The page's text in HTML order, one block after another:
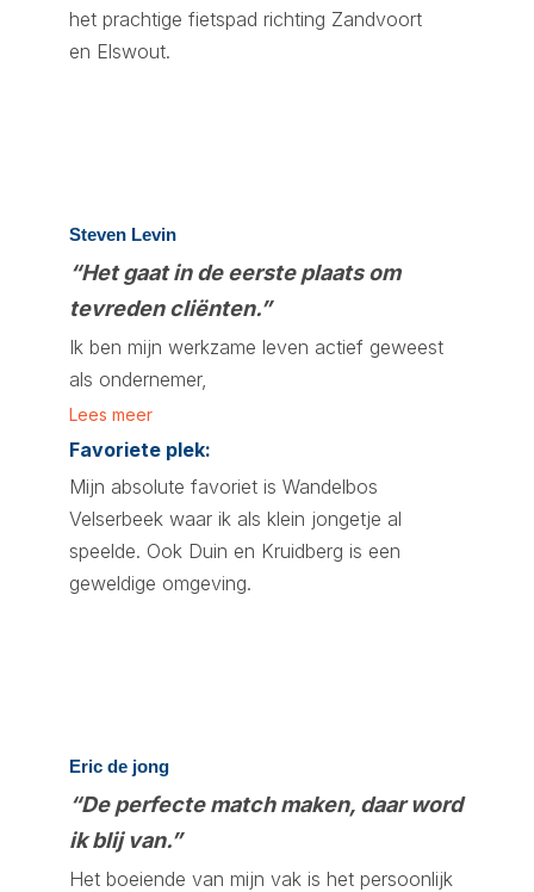
het prachtige fietspad richting Zandvoort
en Elswout.
Steven Levin
“Het gaat in de eerste plaats om
tevreden cliënten.”
Ik ben mijn werkzame leven actief geweest
als ondernemer,
Lees meer
Favoriete plek:
Mijn absolute favoriet is Wandelbos
Velserbeek waar ik als klein jongetje al
speelde. Ook Duin en Kruidberg is een
geweldige omgeving.
Eric de jong
“De perfecte match maken, daar word
ik blij van.”
Het boeiende van mijn vak is het persoonlijk